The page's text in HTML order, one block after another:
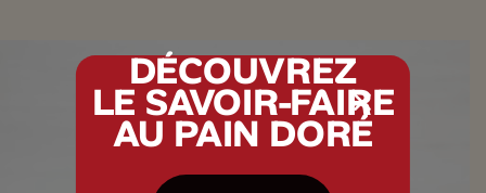
DÉCOUVREZ
LE SAVOIR-FAIRE
AU PAIN DORÉ